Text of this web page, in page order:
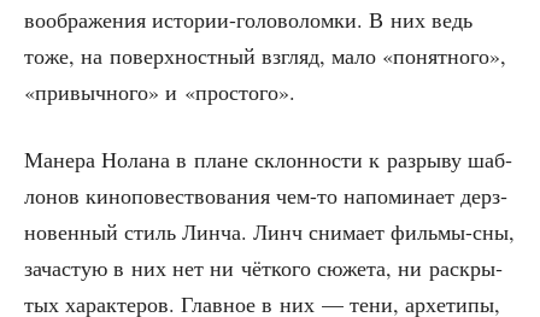
вооб­ра­же­ния исто­рии-голо­во­лом­ки. В них ведь
тоже, на поверх­ност­ный взгляд, мало «понят­но­го»,
«при­выч­но­го» и «про­сто­го».
Мане­ра Нола­на в плане склон­но­сти к раз­ры­ву шаб­
ло­нов кино­по­вест­во­ва­ния чем-то напо­ми­на­ет дерз­
но­вен­ный стиль Лин­ча. Линч сни­ма­ет филь­мы-сны,
зача­стую в них нет ни чёт­ко­го сюже­та, ни рас­кры­
тых харак­те­ров. Глав­ное в них — тени, архе­ти­пы,